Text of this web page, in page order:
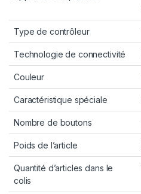
Type de contrôleur
Technologie de connectivité
Couleur
Caractéristique spéciale
Nombre de boutons
Poids de l’article
Quantité d’articles dans le
colis